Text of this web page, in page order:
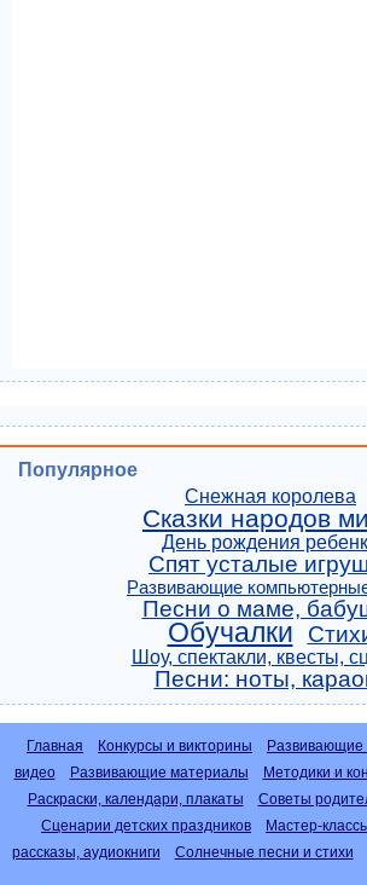
Популярное
Снежная королева
Сказки народов
День рождения
Спят усталые
Развивающие
Песни о маме,
Обучалки
Шоу, спектакли, квесты,
Песни: ноты,
Главная Конкурсы и викторины Развивающие
видео
Развивающие материалы
Методики и
Раскраски, календари, плакаты
Советы
Сценарии детских праздников
Мастер-
рассказы, аудиокниги
Солнечные песни и стихи